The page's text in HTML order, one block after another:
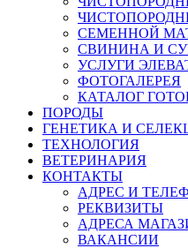
СЕМЕННОЙ
СВИНИНА И
УСЛУГИ
ФОТОГАЛЕРЕЯ
КАТАЛОГ
ПОРОДЫ
ГЕНЕТИКА И
ТЕХНОЛОГИЯ
ВЕТЕРИНАРИЯ
КОНТАКТЫ
АДРЕС И
РЕКВИЗИТЫ
АДРЕСА
ВАКАНСИИ